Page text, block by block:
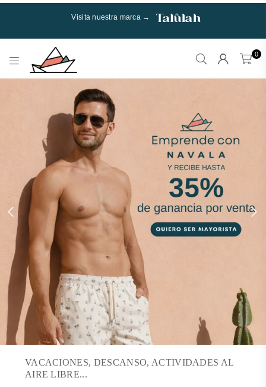
Visita nuestra marca →
Talulah
0
VACACIONES, DESCANSO, ACTIVIDADES AL
AIRE LIBRE...